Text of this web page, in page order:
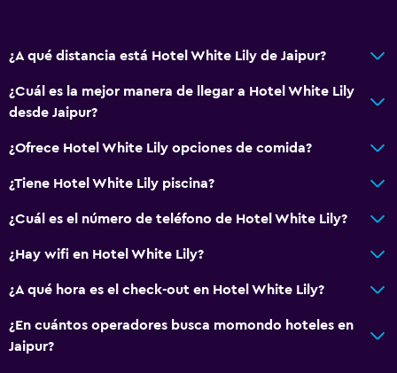
¿A qué distancia está Hotel White Lily de Jaipur?
¿Cuál es la mejor manera de llegar a Hotel White Lily
desde Jaipur?
¿Ofrece Hotel White Lily opciones de comida?
¿Tiene Hotel White Lily piscina?
¿Cuál es el número de teléfono de Hotel White Lily?
¿Hay wifi en Hotel White Lily?
¿A qué hora es el check-out en Hotel White Lily?
¿En cuántos operadores busca momondo hoteles en
Jaipur?